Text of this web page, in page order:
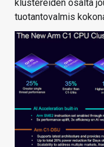
klustereiden osalta
tuotantovalmis